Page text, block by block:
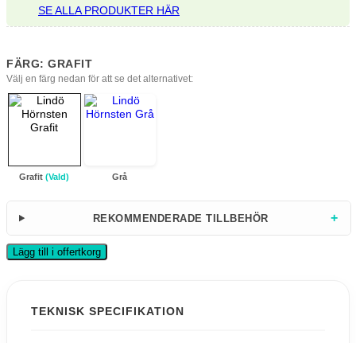
SE ALLA PRODUKTER HÄR
FÄRG: GRAFIT
Välj en färg nedan för att se det alternativet:
Grafit (Vald) Grå
REKOMMENDERADE TILLBEHÖR +
Lägg till i offertkorg
TEKNISK SPECIFIKATION